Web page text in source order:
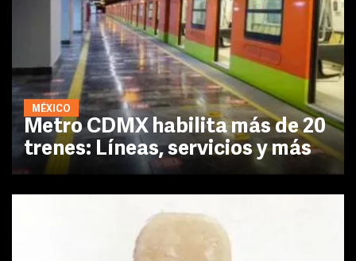
MÉXICO
Metro CDMX habilita más de 20
trenes: Líneas, servicios y más